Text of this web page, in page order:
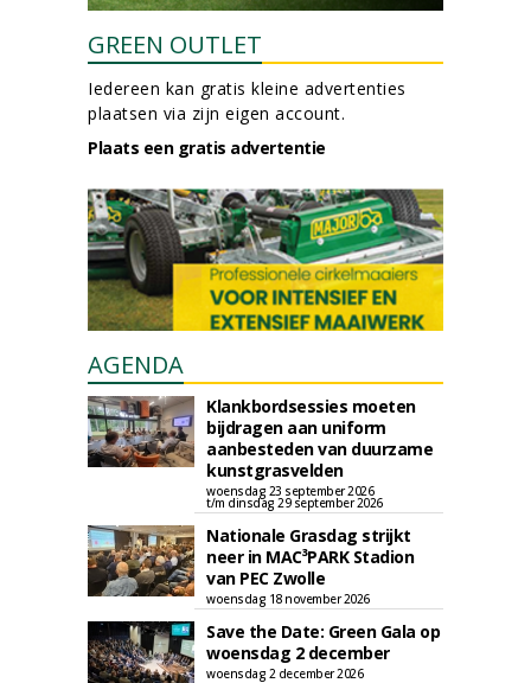
GREEN OUTLET
Iedereen kan gratis kleine advertenties
plaatsen via zijn eigen account.
Plaats een gratis advertentie
AGENDA
Klankbordsessies moeten
bijdragen aan uniform
aanbesteden van duurzame
kunstgrasvelden
woensdag 23 september 2026
t/m dinsdag 29 september 2026
Nationale Grasdag strijkt
neer in MAC³PARK Stadion
van PEC Zwolle
woensdag 18 november 2026
Save the Date: Green Gala op
woensdag 2 december
woensdag 2 december 2026